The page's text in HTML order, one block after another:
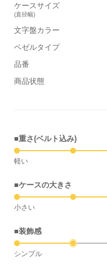
ケースサイズ
(直径幅)
文字盤カラー
ベゼルタイプ
品番
商品状態
■重さ(ベルト込み)
軽い
■ケースの大きさ
小さい
■装飾感
シンプル